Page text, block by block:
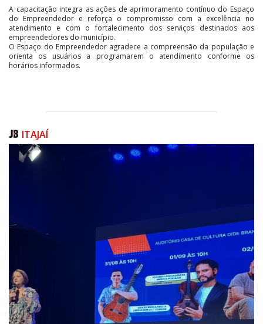
A capacitação integra as ações de aprimoramento contínuo do Espaço
do Empreendedor e reforça o compromisso com a excelência no
atendimento e com o fortalecimento dos serviços destinados aos
empreendedores do município.
O Espaço do Empreendedor agradece a compreensão da população e
orienta os usuários a programarem o atendimento conforme os
horários informados.
ITAJAÍ